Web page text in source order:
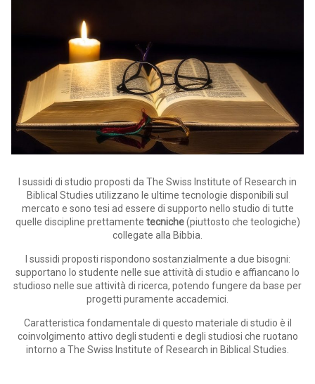
I sussidi di studio proposti da The Swiss Institute of Research in
Biblical Studies utilizzano le ultime tecnologie disponibili sul
mercato e sono tesi ad essere di supporto nello studio di tutte
quelle discipline prettamente tecniche(piuttosto che teologiche)
collegate alla Bibbia.
I sussidi proposti rispondono sostanzialmente a due bisogni:
supportano lo studente nelle sue attività di studio e affiancano lo
studioso nelle sue attività di ricerca, potendo fungere da base per
progetti puramente accademici.
Caratteristica fondamentale di questo materiale di studio è il
coinvolgimento attivo degli studenti e degli studiosi che ruotano
intorno a The Swiss Institute of Research in Biblical Studies.